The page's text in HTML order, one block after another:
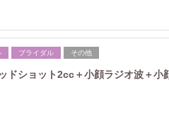
ブライダル その他
ドショット2cc＋小顔ラジオ波＋小